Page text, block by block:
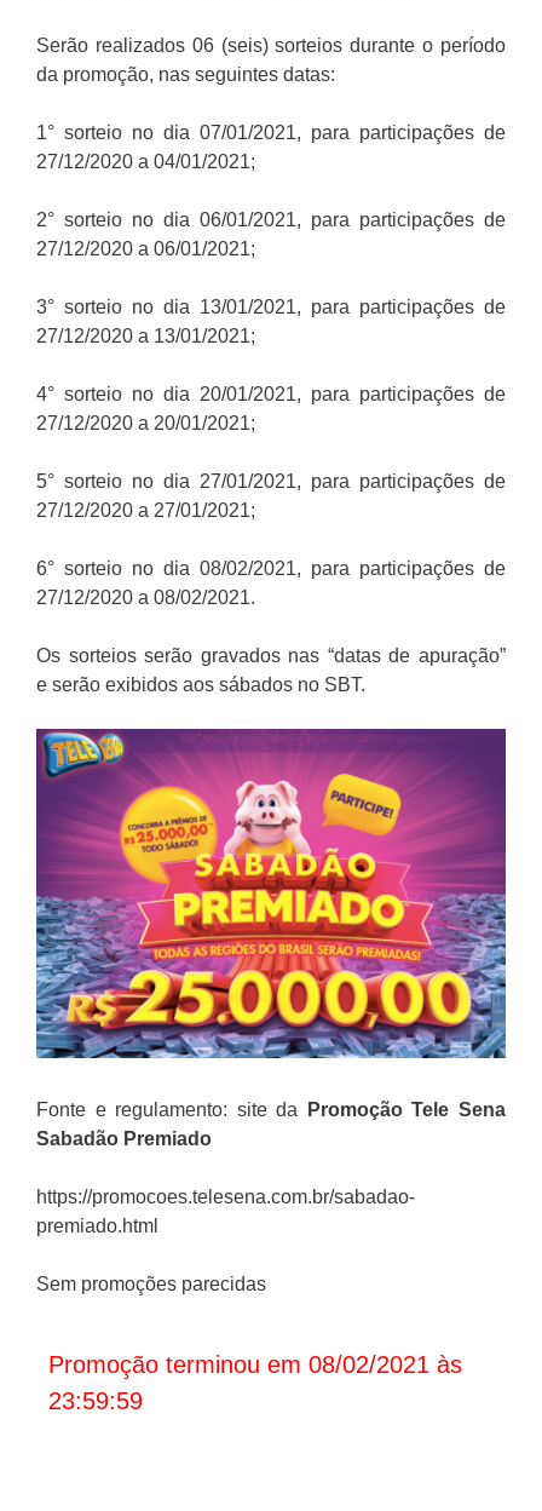
Serão realizados 06 (seis) sorteios durante o período
da promoção, nas seguintes datas:
1° sorteio no dia 07/01/2021, para participações de
27/12/2020 a 04/01/2021;
2° sorteio no dia 06/01/2021, para participações de
27/12/2020 a 06/01/2021;
3° sorteio no dia 13/01/2021, para participações de
27/12/2020 a 13/01/2021;
4° sorteio no dia 20/01/2021, para participações de
27/12/2020 a 20/01/2021;
5° sorteio no dia 27/01/2021, para participações de
27/12/2020 a 27/01/2021;
6° sorteio no dia 08/02/2021, para participações de
27/12/2020 a 08/02/2021.
Os sorteios serão gravados nas “datas de apuração”
e serão exibidos aos sábados no SBT.
Fonte e regulamento: site da PromoçãoTele Sena
Sabadão Premiado
https://promocoes.telesena.com.br/sabadao-
premiado.html
Sem promoções parecidas
Promoção terminou em 08/02/2021 às
23:59:59